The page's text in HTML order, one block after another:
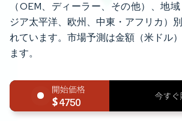
（OEM、ディーラー、その他）、地
ジア太平洋、欧州、中東・アフリカ）
れています。市場予測は金額（米ドル
ます。
4750